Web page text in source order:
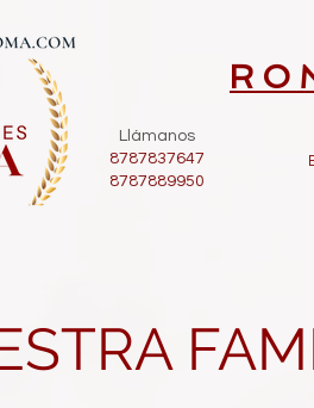
Llámanos
8787837647
8787889950